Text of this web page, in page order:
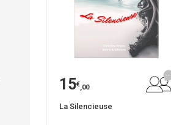
15€,00
La Silencieuse